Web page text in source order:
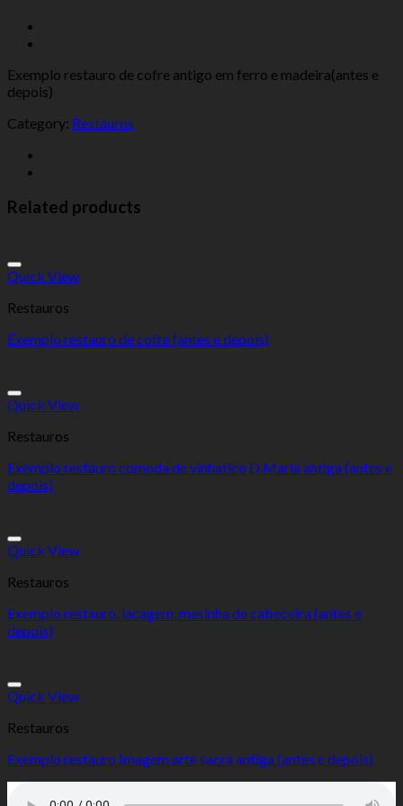
Exemplo restauro de cofre antigo em ferro e madeira(antes e
depois)
Category: Restauros
Related products
Quick View
Restauros
Exemplo restauro de cofre (antes e depois)
Quick View
Restauros
Exemplo restauro comoda de vinhatico D.Maria antiga (antes e
depois)
Quick View
Restauros
Exemplo restauro, lacagem, mesinha de cabeceira (antes e
depois)
Quick View
Restauros
Exemplo restauro Imagem arte sacra antiga (antes e depois)